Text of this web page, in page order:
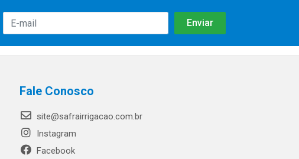
Fale Conosco
site@safrairrigacao.com.br
Instagram
Facebook